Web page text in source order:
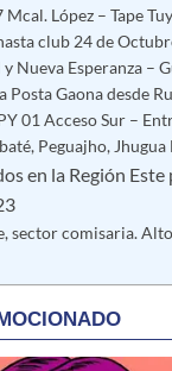
López – Tape
club 24 de
y Nueva Esperanza –
Posta Gaona desde
01 Acceso Sur –
Peguajho,
en la Región
sector comisaria.